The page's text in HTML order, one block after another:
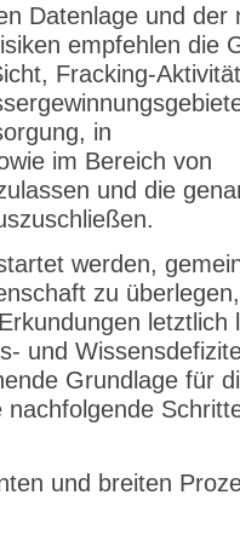
Datenlage und der
empfehlen die
Fracking-
in
im Bereich von
und die
werden,
zu
letztlich
und
Grundlage für
und breiten